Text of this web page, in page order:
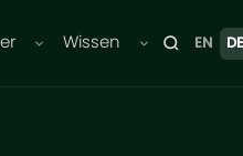
Wissen EN DE